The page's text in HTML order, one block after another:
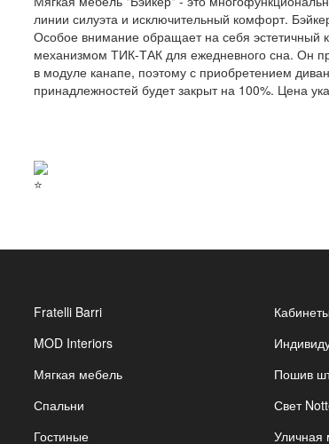
линии силуэта и исключительный комфорт.
Особое внимание обращает на себя
механизмом ТИК-ТАК для ежедневного сна. Он
в модуле канапе, поэтому с приобретением
принадлежностей будет закрыт на 100%. Цена
Fratelli Barri
MOD Interiors
Мягкая мебель
Спальни
Гостиные
Кабинеты
Пошив
Свет
Уличная